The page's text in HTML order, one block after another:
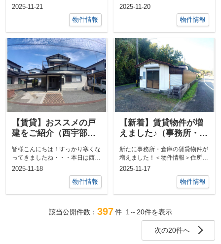
が、山陽小野田市や阿知須の物件
2025-11-21
物件情報
できませんが、沖宇部のテナント
2025-11-20
物件情報
【賃貸】おススメの戸
建をご紹介（西宇部
皆様こんにちは！すっかり寒くな
ってきましたね・・・本日は西宇
部北にございます戸建の賃貸物件
2025-11-18
物件情報
【新着】賃貸物件が増
えました♪（事務所・倉
新たに事務所・倉庫の賃貸物件が
増えました！＜物件情報＞住所：
山口県宇部市大字中山772-3賃
2025-11-17
物件情報
該当公開件数： 397件 1～20件を表示
次の20件へ